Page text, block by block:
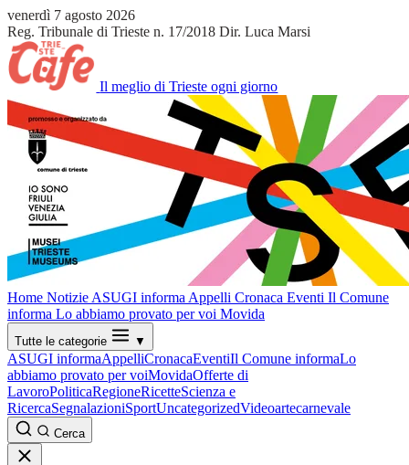
venerdì 7 agosto 2026
Reg. Tribunale di Trieste n. 17/2018 Dir. Luca Marsi
Il meglio di Trieste ogni giorno
Home Notizie ASUGI informa Appelli Cronaca Eventi Il Comune
informa Lo abbiamo provato per voi Movida
Tutte le categorie ▼
ASUGI informaAppelliCronacaEventiIl Comune informaLo
abbiamo provato per voiMovidaOfferte di
LavoroPoliticaRegioneRicetteScienza e
RicercaSegnalazioniSportUncategorizedVideoartecarnevale
Cerca